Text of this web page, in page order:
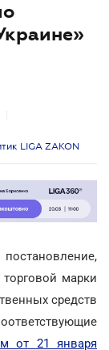
LIGA ZAKON
марки
средств
от 21 января